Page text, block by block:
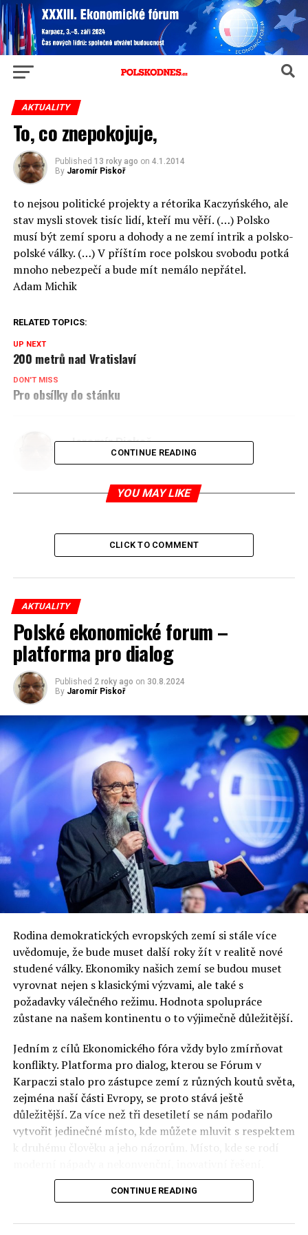
AKTUALITY
To, co znepokojuje,
Published 13 roky ago on 4.1.2014
By Jaromír Piskoř
to nejsou politické projekty a rétorika Kaczyńského, ale
stav mysli stovek tisíc lidí, kteří mu věří. (…) Polsko
musí být zemí sporu a dohody a ne zemí intrik a polsko-
polské války. (…) V příštím roce polskou svobodu potká
mnoho nebezpečí a bude mít nemálo nepřátel.
Adam Michik
RELATED TOPICS:
UP NEXT
200 metrů nad Vratislaví
DON'T MISS
Pro obsílky do stánku
Jaromír Piskoř
redaktor a editor polskodnes.cz
CONTINUE READING
YOU MAY LIKE
CLICK TO COMMENT
AKTUALITY
Polské ekonomické forum –
platforma pro dialog
Published 2 roky ago on 30.8.2024
By Jaromír Piskoř
Rodina demokratických evropských zemí si stále více
uvědomuje, že bude muset další roky žít v realitě nové
studené války. Ekonomiky našich zemí se budou muset
vyrovnat nejen s klasickými výzvami, ale také s
požadavky válečného režimu. Hodnota spolupráce
zůstane na našem kontinentu o to výjimečně důležitější.
Jedním z cílů Ekonomického fóra vždy bylo zmírňovat
konflikty. Platforma pro dialog, kterou se Fórum v
Karpaczi stalo pro zástupce zemí z různých koutů světa,
zejména naší části Evropy, se proto stává ještě
důležitější. Za více než tři desetiletí se nám podařilo
vytvořit jedinečné místo, kde můžete mluvit s respektem
k druhému člověku a jeho názorům. Místo, kde se rodí
Polsko musí mít instituce, jejichž horizont činnosti je
politický tým. Pouze to vám dává šanci skutečně řešit
CONTINUE READING